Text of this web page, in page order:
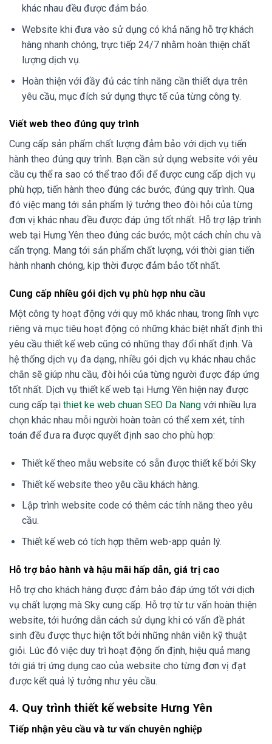
khác nhau đều được đảm bảo.
Website khi đưa vào sử dụng có khả năng hỗ trợ khách
hàng nhanh chóng, trực tiếp 24/7 nhằm hoàn thiện chất
lượng dịch vụ.
Hoàn thiện với đầy đủ các tính năng cần thiết dựa trên
yêu cầu, mục đích sử dụng thực tế của từng công ty.
Viết web theo đúng quy trình
Cung cấp sản phẩm chất lượng đảm bảo với dịch vụ tiến
hành theo đúng quy trình. Bạn cần sử dụng website với yêu
cầu cụ thể ra sao có thể trao đổi để được cung cấp dịch vụ
phù hợp, tiến hành theo đúng các bước, đúng quy trình. Qua
đó việc mang tới sản phẩm lý tưởng theo đòi hỏi của từng
đơn vị khác nhau đều được đáp ứng tốt nhất. Hỗ trợ lập trình
web tại Hưng Yên theo đúng các bước, một cách chỉn chu và
cẩn trọng. Mang tới sản phẩm chất lượng, với thời gian tiến
hành nhanh chóng, kịp thời được đảm bảo tốt nhất.
Cung cấp nhiều gói dịch vụ phù hợp nhu cầu
Một công ty hoạt động với quy mô khác nhau, trong lĩnh vực
riêng và mục tiêu hoạt động có những khác biệt nhất định thì
yêu cầu thiết kế web cũng có những thay đổi nhất định. Và
hệ thống dịch vụ đa dạng, nhiều gói dịch vụ khác nhau chắc
chắn sẽ giúp nhu cầu, đòi hỏi của từng người được đáp ứng
tốt nhất. Dịch vụ thiết kế web tại Hưng Yên hiện nay được
cung cấp tại thiet ke web chuan SEO Da Nang với nhiều lựa
chọn khác nhau mỗi người hoàn toàn có thể xem xét, tính
toán để đưa ra được quyết định sao cho phù hợp:
Thiết kế theo mẫu website có sẵn được thiết kế bởi Sky
Thiết kế website theo yêu cầu khách hàng.
Lập trình website code có thêm các tính năng theo yêu
cầu.
Thiết kế web có tích hợp thêm web-app quản lý.
Hỗ trợ bảo hành và hậu mãi hấp dẫn, giá trị cao
Hỗ trợ cho khách hàng được đảm bảo đáp ứng tốt với dịch
vụ chất lượng mà Sky cung cấp. Hỗ trợ từ tư vấn hoàn thiện
website, tới hướng dẫn cách sử dụng khi có vấn đề phát
sinh đều được thực hiện tốt bởi những nhân viên kỹ thuật
giỏi. Lúc đó việc duy trì hoạt động ổn định, hiệu quả mang
tới giá trị ứng dụng cao của website cho từng đơn vị đạt
được kết quả lý tưởng như yêu cầu.
4. Quy trình thiết kế website Hưng Yên
Tiếp nhận yêu cầu và tư vấn chuyên nghiệp